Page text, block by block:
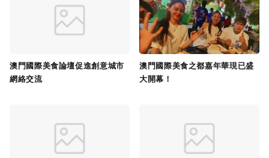
澳門國際美食論壇促進創意城市
網絡交流
澳門國際美食之都嘉年華現已盛
大開幕！